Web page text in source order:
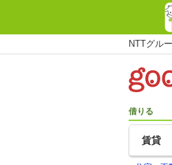
NTTグル
借りる
賃貸